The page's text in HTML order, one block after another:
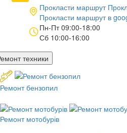
Прокласти маршрут
Прокласти маршрут в
Пн-Пт 09:00-18:00
Сб 10:00-16:00
техники
Ремонт бензопил
Ремонт мотобурів